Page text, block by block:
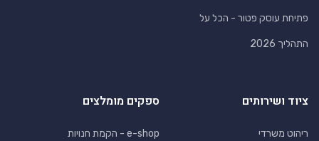
פתיחת עוסק פטור - הכל על
התהליך 2026
ציוד ושירותים
ריהוט משרדי
ספקים מומלצים
e-shop - הקמת חנויות